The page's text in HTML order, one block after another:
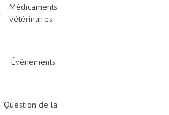
Médicaments
vétérinaires
Événements
Question de la